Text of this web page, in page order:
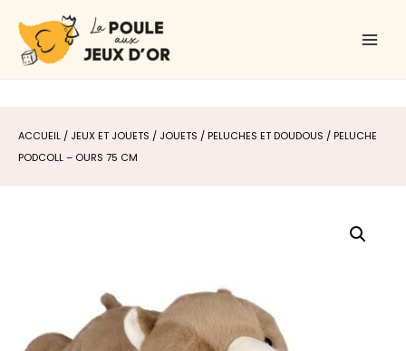
contenu
ACCUEIL / JEUX ET JOUETS / JOUETS /PELUCHES ET DOUDOUS / PELUCHE
PODCOLL – OURS 75 CM